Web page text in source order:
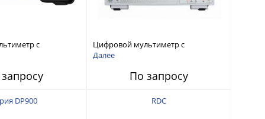
с
½
Цифровой мультиметр с
разрядностью 5½ и
host, LAN и Web control
Далее
По запросу
DP900 RDC